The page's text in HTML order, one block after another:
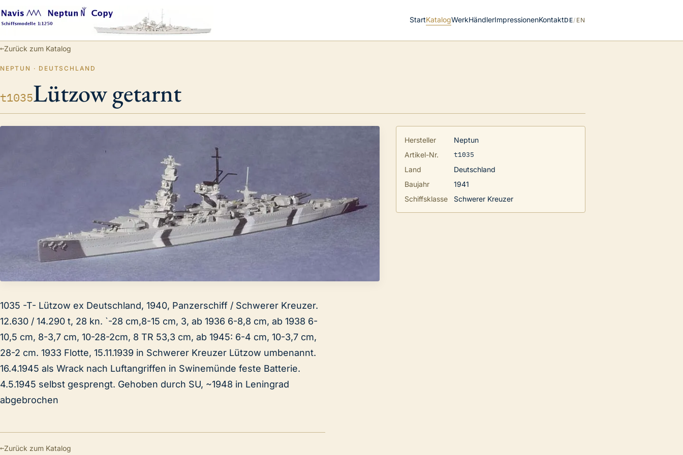
StartKatalogWerkHändlerImpressionenKontaktDE/ EN
←Zurück zum Katalog
NEPTUN · DEUTSCHLAND
t1035Lützow getarnt
Hersteller
Neptun
Artikel-Nr.
t1035
Land
Deutschland
Baujahr
1941
Schiffsklasse
Schwerer Kreuzer
1035 -T- Lützow ex Deutschland, 1940, Panzerschiff / Schwerer Kreuzer.
12.630 / 14.290 t, 28 kn. `-28 cm,8-15 cm, 3, ab 1936 6-8,8 cm, ab 1938 6-
10,5 cm, 8-3,7 cm, 10-28-2cm, 8 TR 53,3 cm, ab 1945: 6-4 cm, 10-3,7 cm,
28-2 cm. 1933 Flotte, 15.11.1939 in Schwerer Kreuzer Lützow umbenannt.
16.4.1945 als Wrack nach Luftangriffen in Swinemünde feste Batterie.
4.5.1945 selbst gesprengt. Gehoben durch SU, ~1948 in Leningrad
abgebrochen
←Zurück zum Katalog